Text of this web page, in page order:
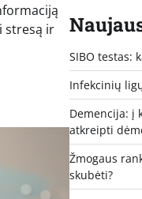
stresą ir
SIBO testas:
Infekcinių
Demencija: į
atkreipti
Žmogaus
skubėti?